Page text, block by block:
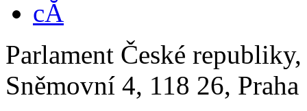
Parlament České
Sněmovní 4, 118 26,